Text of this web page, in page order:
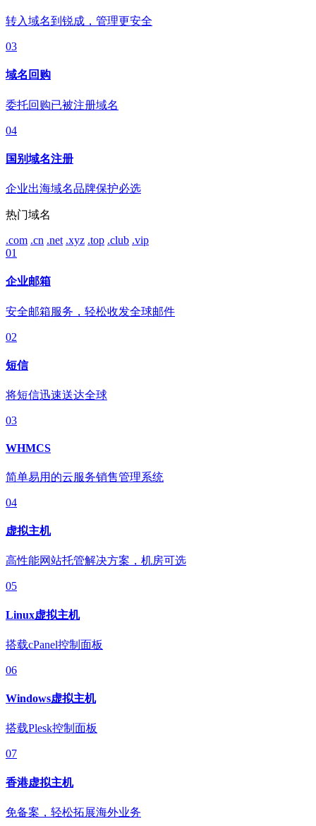
转入域名到锐成，管理更安全
03
域名回购
委托回购已被注册域名
04
国别域名注册
企业出海域名品牌保护必选
热门域名
.com .cn .net .xyz .top .club .vip
01
企业邮箱
安全邮箱服务，轻松收发全球邮件
02
短信
将短信迅速送达全球
03
WHMCS
简单易用的云服务销售管理系统
04
虚拟主机
高性能网站托管解决方案，机房可选
05
Linux虚拟主机
搭载cPanel控制面板
06
Windows虚拟主机
搭载Plesk控制面板
07
香港虚拟主机
免备案，轻松拓展海外业务